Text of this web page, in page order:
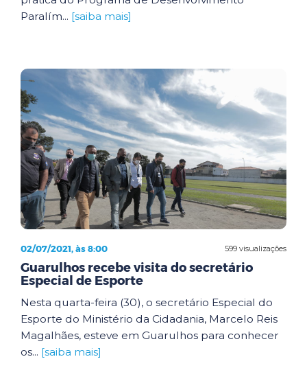
Paralím... [saiba mais]
599 visualizações
02/07/2021, às 8:00
Guarulhos recebe visita do secretário
Especial de Esporte
Nesta quarta-feira (30), o secretário Especial do
Esporte do Ministério da Cidadania, Marcelo Reis
Magalhães, esteve em Guarulhos para conhecer
os... [saiba mais]